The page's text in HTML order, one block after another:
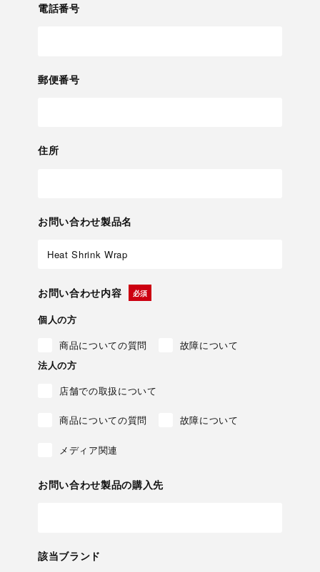
電話番号
郵便番号
住所
お問い合わせ製品名
お問い合わせ内容
個人の方
商品についての質問
故障について
法人の方
店舗での取扱について
商品についての質問 故障について
メディア関連
お問い合わせ製品の購入先
該当ブランド